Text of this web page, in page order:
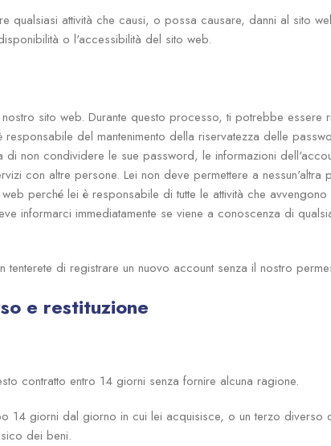
qualsiasi attività che causi, o possa causare, danni al sito
o l'accessibilità del sito web.
sito web. Durante questo processo, ti potrebbe essere
responsabile del mantenimento della riservatezza delle
di non condividere le sue password, le informazioni
con altre persone. Lei non deve permettere a nessun'altra
perché lei è responsabile di tutte le attività che avvengono
informarci immediatamente se viene a conoscenza di
di registrare un nuovo account senza il nostro
e restituzione
contratto entro 14 giorni senza fornire alcuna ragione.
14 giorni dal giorno in cui lei acquisisce, o un terzo diverso
dei beni.